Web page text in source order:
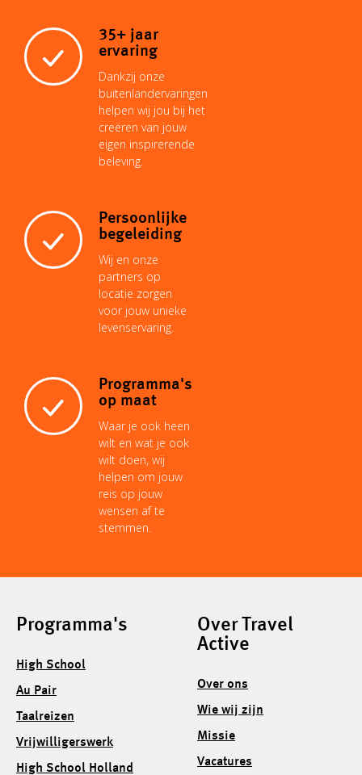
35+ jaar
ervaring
Dankzij onze
buitenlandervaringen
helpen wij jou bij het
creëren van jouw
eigen inspirerende
beleving.
Persoonlijke
begeleiding
Wij en onze
partners op
locatie zorgen
voor jouw unieke
levenservaring.
Programma's
op maat
Waar je ook heen
wilt en wat je ook
wilt doen, wij
helpen om jouw
reis op jouw
wensen af te
stemmen.
Programma's
High School
Au Pair
Taalreizen
Vrijwilligerswerk
High School Holland
Over Travel
Active
Over ons
Wie wij zijn
Missie
Vacatures